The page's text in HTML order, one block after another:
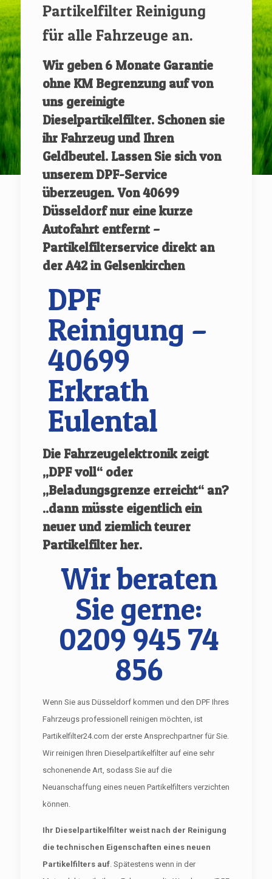
Partikelfilter Reinigung
für alle Fahrzeuge an.
Wir geben 6 Monate Garantie
ohne KM Begrenzung auf von
uns gereinigte
Dieselpartikelfilter. Schonen sie
ihr Fahrzeug und Ihren
Geldbeutel. Lassen Sie sich von
unserem DPF-Service
überzeugen. Von40699
Düsseldorfnur eine kurze
Autofahrt entfernt –
Partikelfilterservice direkt an
der A42 in Gelsenkirchen
DPF
Reinigung –
40699
Erkrath
Eulental
Die Fahrzeugelektronik zeigt
„DPF voll“ oder
„Beladungsgrenze erreicht“ an?
..dann müsste eigentlich ein
neuer und ziemlich teurer
Partikelfilter her.
Wir beraten
Sie gerne:
0209 945 74
856
Wenn Sie aus Düsseldorf kommen und den DPF Ihres
Fahrzeugs professionell reinigen möchten, ist
Partikelfilter24.com der erste Ansprechpartner für Sie.
Wir reinigen Ihren Dieselpartikelfilter auf eine sehr
schonenende Art, sodass Sie auf die
Neuanschaffung eines neuen Partikelfilters verzichten
können.
Ihr Dieselpartikelfilter weist nach der Reinigung
die technischen Eigenschaften eines neuen
Partikelfilters auf. Spätestens wenn in der